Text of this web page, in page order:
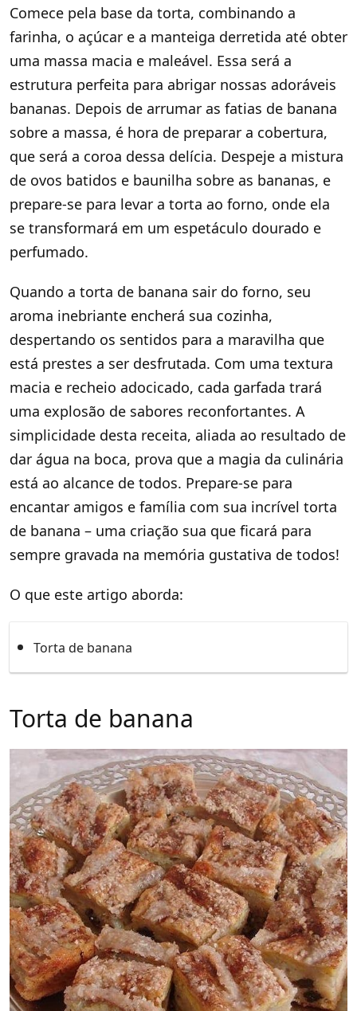
Comece pela base da torta, combinando a
farinha, o açúcar e a manteiga derretida até obter
uma massa macia e maleável. Essa será a
estrutura perfeita para abrigar nossas adoráveis
bananas. Depois de arrumar as fatias de banana
sobre a massa, é hora de preparar a cobertura,
que será a coroa dessa delícia. Despeje a mistura
de ovos batidos e baunilha sobre as bananas, e
prepare-se para levar a torta ao forno, onde ela
se transformará em um espetáculo dourado e
perfumado.
Quando a torta de banana sair do forno, seu
aroma inebriante encherá sua cozinha,
despertando os sentidos para a maravilha que
está prestes a ser desfrutada. Com uma textura
macia e recheio adocicado, cada garfada trará
uma explosão de sabores reconfortantes. A
simplicidade desta receita, aliada ao resultado de
dar água na boca, prova que a magia da culinária
está ao alcance de todos. Prepare-se para
encantar amigos e família com sua incrível torta
de banana – uma criação sua que ficará para
sempre gravada na memória gustativa de todos!
O que este artigo aborda:
Torta de banana
Torta de banana